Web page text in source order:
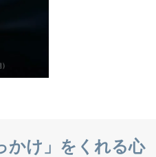
かけ」をくれる心